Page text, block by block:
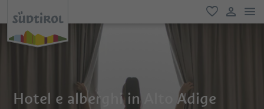
favoriti
user link
Hotel e alberghi in Alto Adige